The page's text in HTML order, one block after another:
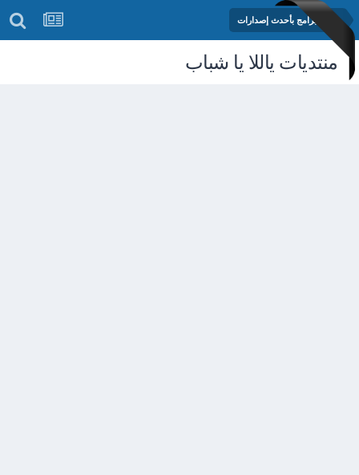
مكتبة البرامج بأحدث إصدارات
منتديات ياللا يا شباب